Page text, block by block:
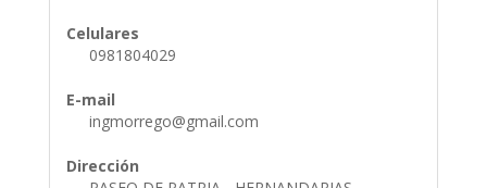
Celulares
0981804029
E-mail
ingmorrego@gmail.com
Dirección